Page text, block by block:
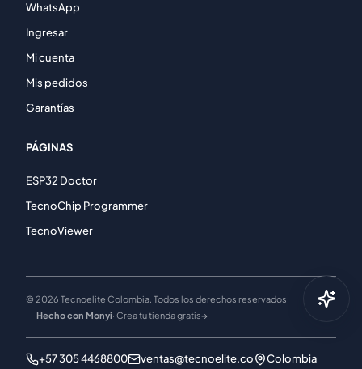
WhatsApp
Ingresar
Mi cuenta
Mis pedidos
Garantías
PÁGINAS
ESP32 Doctor
TecnoChip Programmer
TecnoViewer
© 2026 Tecnoelite Colombia. Todos los derechos reservados.
Hecho con Monyi· Crea tu tienda gratis→
+57 305 4468800 ventas@tecnoelite.co Colombia